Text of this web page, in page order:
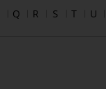
Q R S T U